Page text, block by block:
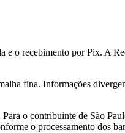
e o recebimento por Pix. A
fina. Informações
o contribuinte de São
o processamento dos